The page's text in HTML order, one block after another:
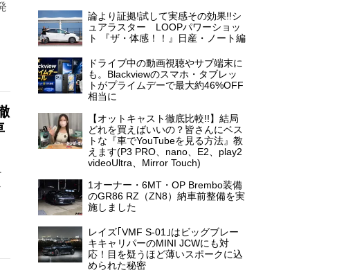
論より証拠!試して実感その効果!!シ
ュアラスター LOOPパワーショッ
ト 『ザ・体感！！』日産・ノート編
ドライブ中の動画視聴やサブ端末に
も。Blackviewのスマホ・タブレッ
トがプライムデーで最大約46%OFF
相当に
【オットキャスト徹底比較!!】結局
どれを買えばいいの？皆さんにベス
トな『車でYouTubeを見る方法』教
えます(P3 PRO、nano、E2、play2
videoUltra、Mirror Touch)
1オーナー・6MT・OP Brembo装備
のGR86 RZ（ZN8）納車前整備を実
施しました
レイズ｢VMF S-01｣はビッグブレー
キキャリパーのMINI JCWにも対
応！目を疑うほど薄いスポークに込
められた秘密